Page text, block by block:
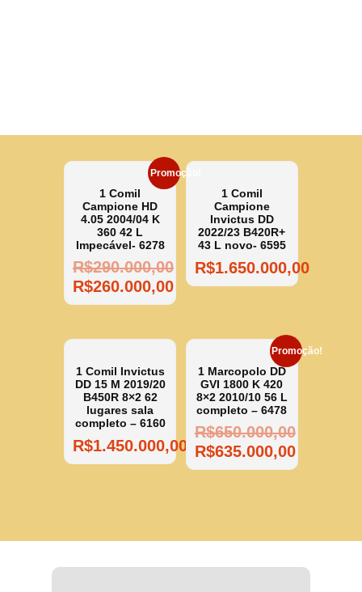
Promoção!
1 Comil
Campione HD
4.05 2004/04 K
360 42 L
Impecável- 6278
R$290.000,00
R$260.000,00
1 Comil
Campione
Invictus DD
2022/23 B420R+
43 L novo- 6595
R$1.650.000,00
1 Comil Invictus
DD 15 M 2019/20
B450R 8×2 62
lugares sala
completo – 6160
R$1.450.000,00
Promoção!
1 Marcopolo DD
GVI 1800 K 420
8×2 2010/10 56 L
completo – 6478
R$650.000,00
R$635.000,00